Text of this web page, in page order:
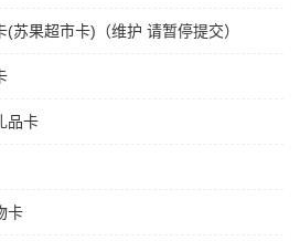
苏果超市卡)（维护 请暂停提交）
品卡
卡